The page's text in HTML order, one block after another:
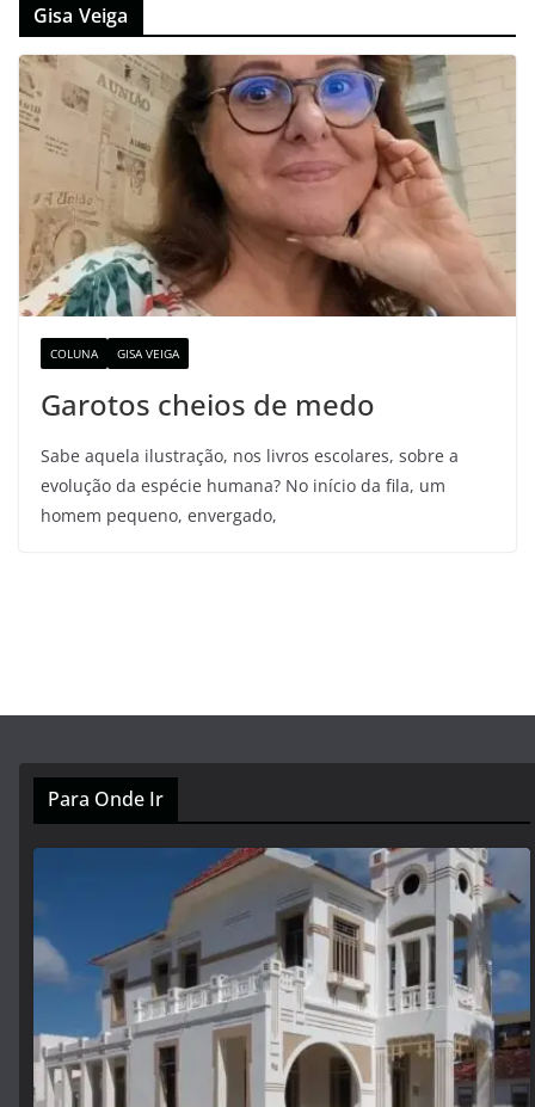
Gisa Veiga
COLUNA GISA VEIGA
Garotos cheios de medo
Sabe aquela ilustração, nos livros escolares, sobre a
evolução da espécie humana? No início da fila, um
homem pequeno, envergado,
Para Onde Ir